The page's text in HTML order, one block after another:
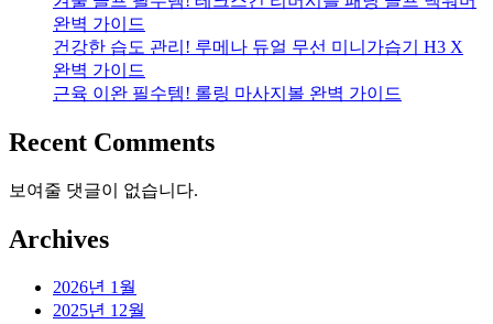
완벽 가이드
건강한 습도 관리! 루메나 듀얼 무선 미니가습기 H3 X
완벽 가이드
근육 이완 필수템! 롤링 마사지볼 완벽 가이드
Recent Comments
보여줄 댓글이 없습니다.
Archives
2026년 1월
2025년 12월